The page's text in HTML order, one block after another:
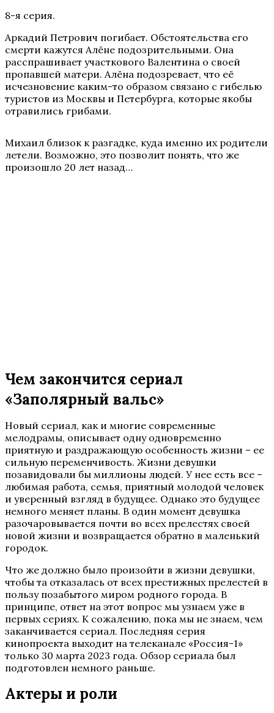
8-я серия.
Аркадий Петрович погибает. Обстоятельства его
смерти кажутся Алёне подозрительными. Она
расспрашивает участкового Валентина о своей
пропавшей матери. Алёна подозревает, что её
исчезновение каким-то образом связано с гибелью
туристов из Москвы и Петербурга, которые якобы
отравились грибами.
Михаил близок к разгадке, куда именно их родители
летели. Возможно, это позволит понять, что же
произошло 20 лет назад…
Чем закончится сериал
«Заполярный вальс»
Новый сериал, как и многие современные
мелодрамы, описывает одну одновременно
приятную и раздражающую особенность жизни – ее
сильную переменчивость. Жизни девушки
позавидовали бы миллионы людей. У нее есть все –
любимая работа, семья, приятный молодой человек
и уверенный взгляд в будущее. Однако это будущее
немного меняет планы. В один момент девушка
разочаровывается почти во всех прелестях своей
новой жизни и возвращается обратно в маленький
городок.
Что же должно было произойти в жизни девушки,
чтобы та отказалась от всех престижных прелестей в
пользу позабытого миром родного города. В
принципе, ответ на этот вопрос мы узнаем уже в
первых сериях. К сожалению, пока мы не знаем, чем
заканчивается сериал. Последняя серия
кинопроекта выходит на телеканале «Россия-1»
только 30 марта 2023 года. Обзор сериала был
подготовлен немного раньше.
Актеры и роли